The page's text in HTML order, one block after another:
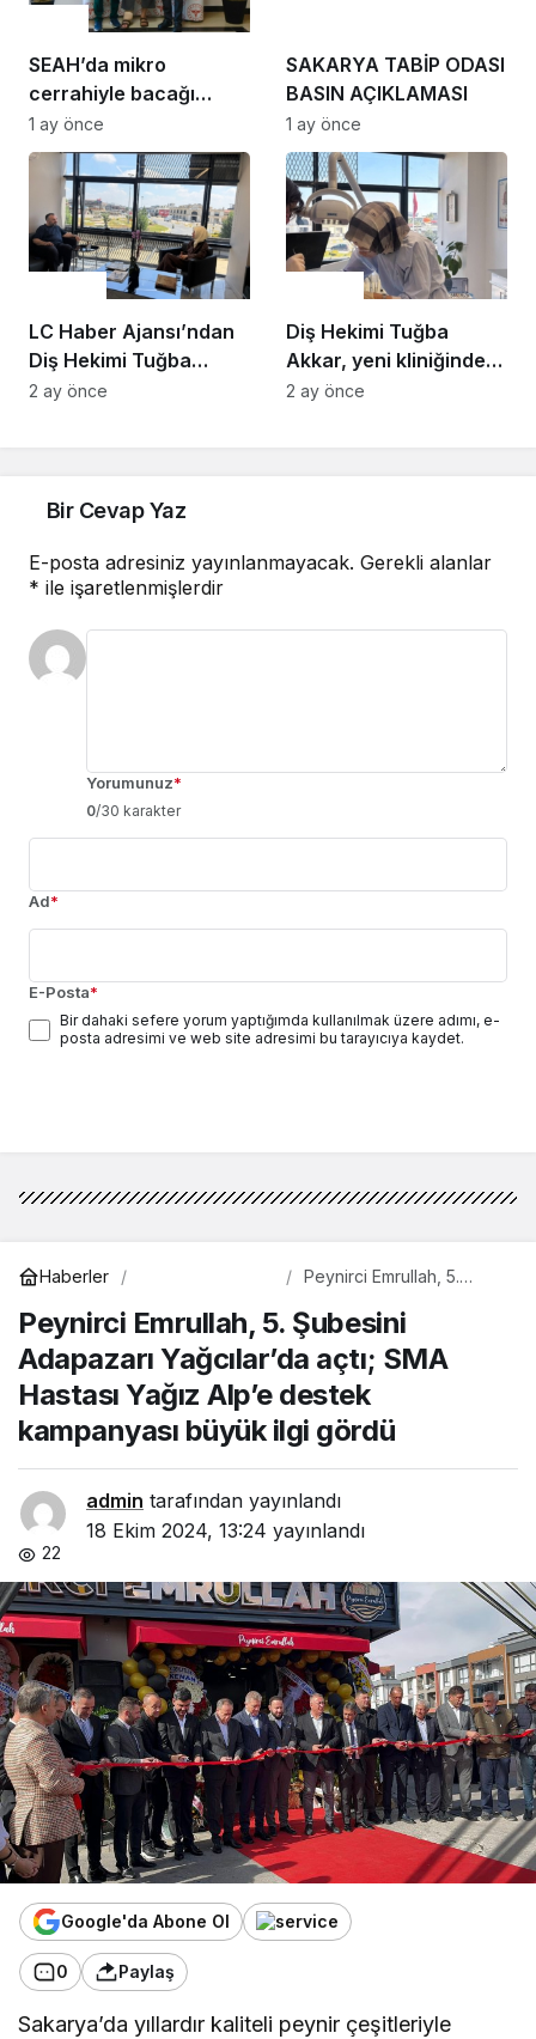
SEAH’da mikro
cerrahiyle bacağı
amputasyondan
kurtarıldı
1 ay önce
SAKARYA TABİP ODASI
BASIN AÇIKLAMASI
1 ay önce
LC Haber Ajansı’ndan
Diş Hekimi Tuğba
Akkar’a ziyaret
2 ay önce
Diş Hekimi Tuğba
Akkar, yeni kliniğinde
hastalarını ağırlıyor
2 ay önce
Bir Cevap Yaz
E-posta adresiniz yayınlanmayacak. Gerekli alanlar
* ile işaretlenmişlerdir
Yorumunuz*
0/30 karakter
Ad*
E-Posta*
Bir dahaki sefere yorum yaptığımda kullanılmak üzere adımı, e-
posta adresimi ve web site adresimi bu tarayıcıya kaydet.
Haberler
Peynirci Emrullah, 5.
Yağcılar’da açtı; SMA
Hastası Yağız Alp’e
destek kampanyası
büyük ilgi gördü
Peynirci Emrullah, 5. Şubesini
Adapazarı Yağcılar’da açtı; SMA
Hastası Yağız Alp’e destek
kampanyası büyük ilgi gördü
admin tarafından yayınlandı
18 Ekim 2024, 13:24 yayınlandı
22
Google'da Abone Ol
0 Paylaş
Sakarya’da yıllardır kaliteli peynir çeşitleriyle